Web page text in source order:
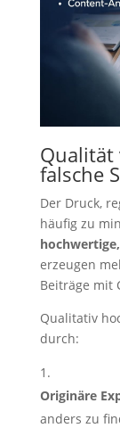
Qualität
falsche
Der Druck,
häufig zu
erzeugen
Beiträge mit
Qualitativ
durch:
Originäre
anders zu